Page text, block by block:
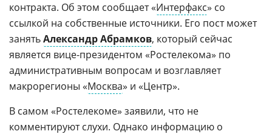
контракта. Об этом сообщает «Интерфакс» со
ссылкой на собственные источники. Его пост может
занятьАлександр Абрамков, который сейчас
является вице-президентом «Ростелекома» по
административным вопросам и возглавляет
макрорегионы «Москва» и «Центр».
В самом «Ростелекоме» заявили, что не
комментируют слухи. Однако информацию о